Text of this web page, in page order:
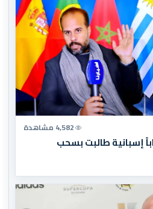
4,582 مشاهدة
إسبانية طالبت بسحب